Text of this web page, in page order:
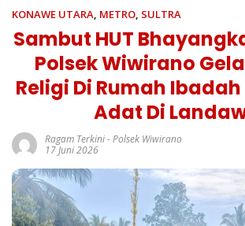
KONAWE UTARA, METRO, SULTRA
Sambut HUT
Polsek Wiwirano
Religi Di Rumah
Adat Di
Ragam Terkini-Polsek Wiwirano
17 Juni 2026